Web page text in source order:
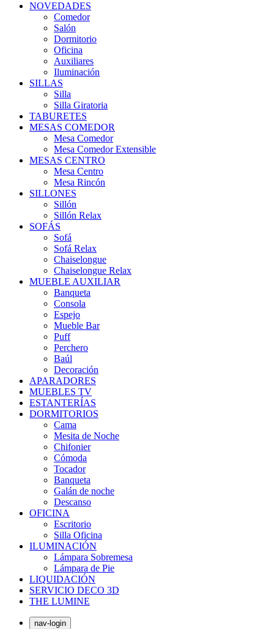
NOVEDADES
Comedor
Salón
Dormitorio
Oficina
Auxiliares
Iluminación
SILLAS
Silla
Silla Giratoria
TABURETES
MESAS COMEDOR
Mesa Comedor
Mesa Comedor Extensible
MESAS CENTRO
Mesa Centro
Mesa Rincón
SILLONES
Sillón
Sillón Relax
SOFÁS
Sofá
Sofá Relax
Chaiselongue
Chaiselongue Relax
MUEBLE AUXILIAR
Banqueta
Consola
Espejo
Mueble Bar
Puff
Perchero
Baúl
Decoración
APARADORES
MUEBLES TV
ESTANTERÍAS
DORMITORIOS
Cama
Mesita de Noche
Chifonier
Cómoda
Tocador
Banqueta
Galán de noche
Descanso
OFICINA
Escritorio
Silla Oficina
ILUMINACIÓN
Lámpara Sobremesa
Lámpara de Pie
LIQUIDACIÓN
SERVICIO DECO 3D
THE LUMINE
nav-login